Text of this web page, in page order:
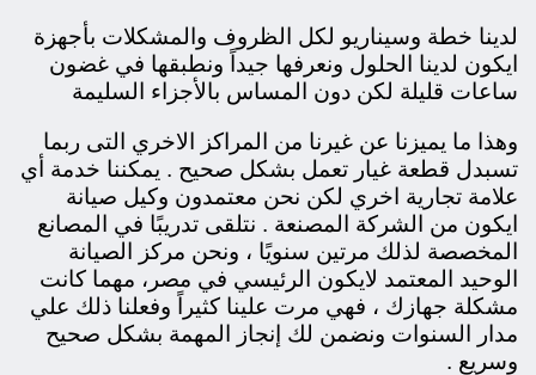
لدينا خطة وسيناريو لكل الظروف والمشكلات بأجهزة
ايكون لدينا الحلول ونعرفها جيداً ونطبقها في غضون
ساعات قليلة لكن دون المساس بالأجزاء السليمة
وهذا ما يميزنا عن غيرنا من المراكز الاخري التى ربما
تسبدل قطعة غيار تعمل بشكل صحيح . يمكننا خدمة أي
علامة تجارية اخري لكن نحن معتمدون وكيل صيانة
ايكون من الشركة المصنعة . نتلقى تدريبًا في المصانع
المخصصة لذلك مرتين سنويًا ، ونحن مركز الصيانة
الوحيد المعتمد لايكون الرئيسي في مصر، مهما كانت
مشكلة جهازك ، فهي مرت علينا كثيراً وفعلنا ذلك علي
مدار السنوات ونضمن لك إنجاز المهمة بشكل صحيح
وسريع .